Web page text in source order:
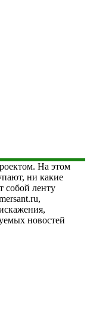
На этом
ни какие
собой ленту
новостей